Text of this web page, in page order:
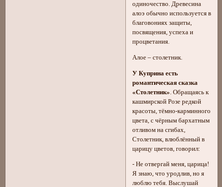
одиночество. Древесина
алоэ обычно используется в
благовониях защиты,
посвящения, успеха и
процветания.
Алое – столетник.
У Куприна есть
романтическая сказка
«Столетник» . Обращаясь к
кашмирской Розе редкой
красоты, тёмно-карминного
цвета, с чёрным бархатным
отливом на сгибах,
Столетник, влюблённый в
царицу цветов, говорил:
- Не отвергай меня, царица!
Я знаю, что уродлив, но я
люблю тебя. Выслушай